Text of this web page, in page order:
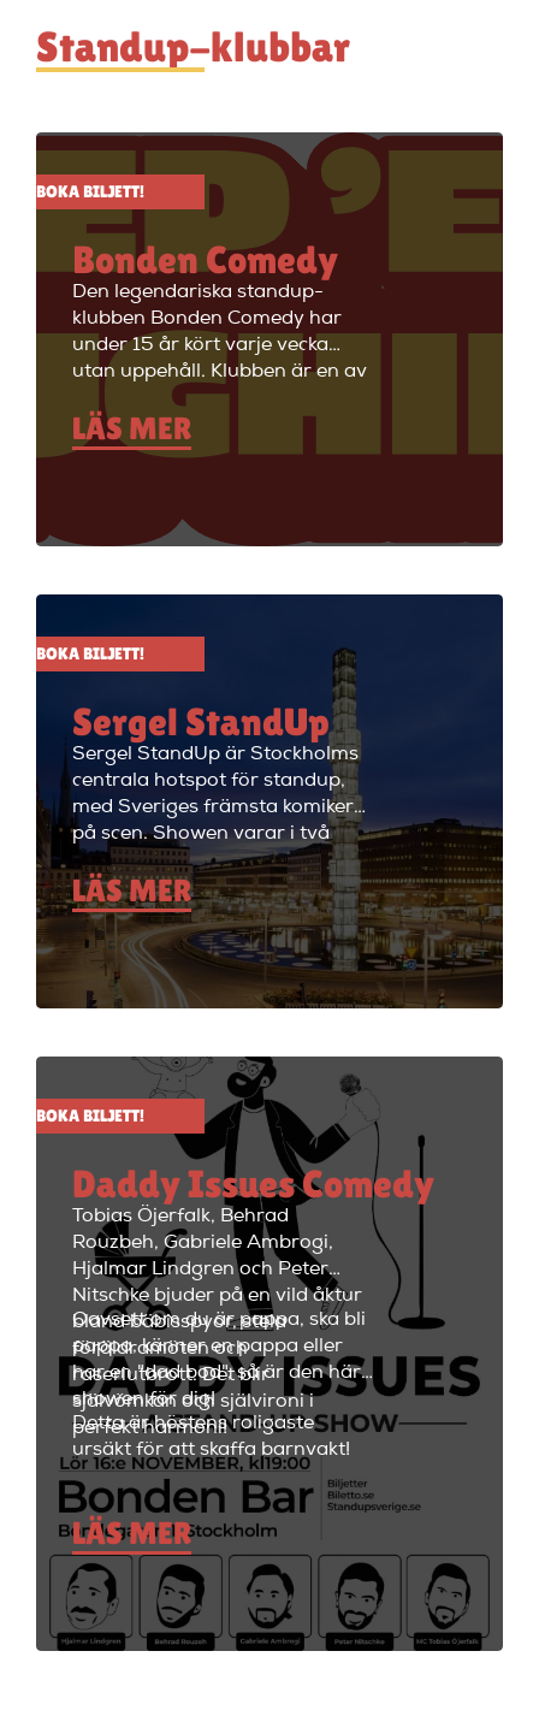
Standup-klubbar
BOKA BILJETT!
Bonden Comedy
Den legendariska standup-
klubben Bonden Comedy har
under 15 år kört varje vecka
utan uppehåll. Klubben är en av
Stockholms äldsta
standupklubbar och är känd för
att ha de bästa komikerna i
välkommen till Big Ben Stand
LÄS MER
BOKA BILJETT!
Sergel StandUp
Sergel StandUp är Stockholms
centrala hotspot för standup,
med Sveriges främsta komiker
på scen. Showen varar i två
timmar med en paus, och
efteråt fortsätter kvällen med
cocktails i restaurangdelen.
Perfekt för en dejt eller en kväll
med vänner! Sergel StandUp är
både den perfekta förfesten och
ladda batterierna. Showen
håller på i ungefär två timmar
med en paus i mitten på 15
minuter. Efter showen kan
kvällen fortsätta med fest i
restaurangdelen med ett stort
utbud av fantastiska cocktails
och fräscha drinkar.
LÄS MER
BOKA BILJETT!
Daddy Issues Comedy
Tobias Öjerfalk, Behrad
Rouzbeh, Gabriele Ambrogi,
Hjalmar Lindgren och Peter
Nitschke bjuder på en vild åktur
bland bäbisspyor, stela
föräldramöten och
raseriutbrott. Det blir
självömkan och självironi i
perfekt harmoni!
Oavsett om du är pappa, ska bli
pappa, känner en pappa eller
har en "dad bod", så är den här
showen för dig!
Detta är höstens roligaste
ursäkt för att skaffa barnvakt!
LÄS MER